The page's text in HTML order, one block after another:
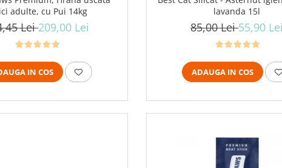
adulte, cu Pui 14kg
Lei209,00 Lei
IN COS
lavanda 15l
85,00 Lei55,90 Lei
ADAUGA IN COS